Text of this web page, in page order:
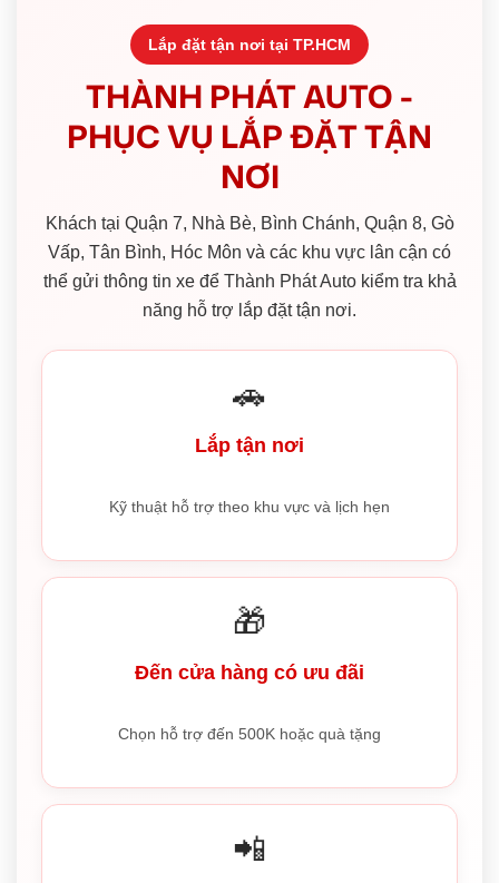
Lắp đặt tận nơi tại TP.HCM
THÀNH PHÁT AUTO -
PHỤC VỤ LẮP ĐẶT TẬN
NƠI
Khách tại Quận 7, Nhà Bè, Bình Chánh, Quận 8, Gò
Vấp, Tân Bình, Hóc Môn và các khu vực lân cận có
thể gửi thông tin xe để Thành Phát Auto kiểm tra khả
năng hỗ trợ lắp đặt tận nơi.
🚗
Lắp tận nơi
Kỹ thuật hỗ trợ theo khu vực và lịch hẹn
🎁
Đến cửa hàng có ưu đãi
Chọn hỗ trợ đến 500K hoặc quà tặng
📲